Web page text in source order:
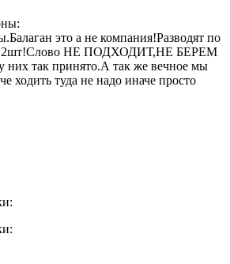
это а не компания!Разводят по
2шт!Слово НЕ ПОДХОДИТ,НЕ БЕРЕМ
них так принято.А так же вечное мы
ходить туда не надо иначе просто